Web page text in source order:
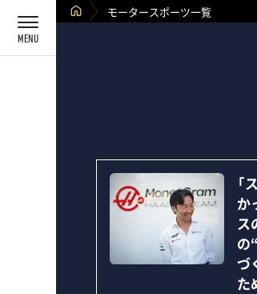
モータースポーツ一覧
「
か
ス
の
づ
た